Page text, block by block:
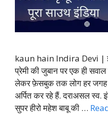
kaun hain Indira Devi |
प्रेमी की जुबान पर एक ही
लेकर फ़ेसबुक तक लोग हर जगह
अर्पित कर रहे हैं. दराअसल स्व.
सुपर हीरो महेश बाबू की …